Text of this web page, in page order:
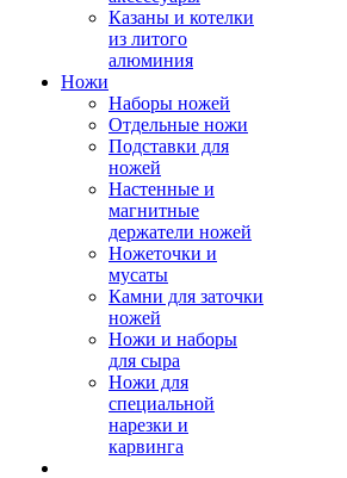
Казаны и котелки
из литого
алюминия
Ножи
Наборы ножей
Отдельные ножи
Подставки для
ножей
Настенные и
магнитные
держатели ножей
Ножеточки и
мусаты
Камни для заточки
ножей
Ножи и наборы
для сыра
Ножи для
специальной
нарезки и
карвинга